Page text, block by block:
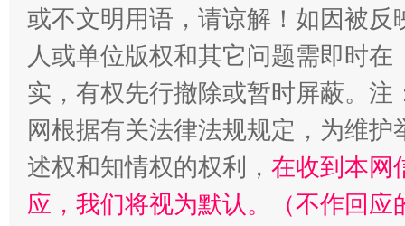
扯下公款旅游的“隐身衣” 如何以
或不文明用语，请谅解！如因被
人或单位版权和其它问题需即时在
实，有权先行撤除或暂时屏蔽。
网根据有关法律法规规定，为维
述权和知情权的权利， 在收到本网
应，我们将视为默认。（不作回应